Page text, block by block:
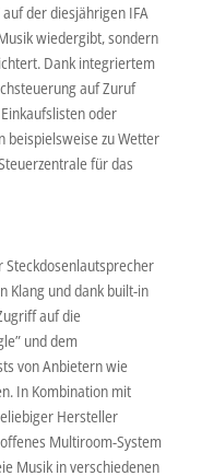
der diesjährigen IFA
wiedergibt, sondern
Dank integriertem
auf Zuruf
oder
beispielsweise zu Wetter
für das
Klang und dank built-in
auf die
und dem
von Anbietern wie
In Kombination mit
Hersteller
Multiroom-System
Musik in verschiedenen